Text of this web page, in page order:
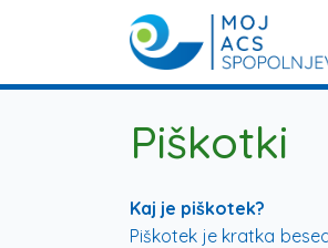
Piškotki
Kaj je piškotek?
Piškotek je kratka